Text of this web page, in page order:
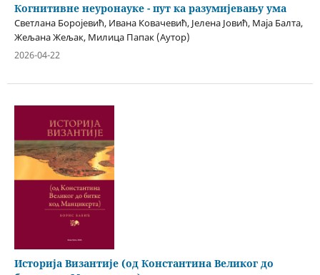
Когнитивне неуронауке - пут ка разумијевању ума
Светлана Боројевић, Ивана Ковачевић, Јелена Јовић, Маја Балта,
Жељана Жељак, Милица Папак (Аутор)
2026-04-22
Историја Византије (од Константина Великог до